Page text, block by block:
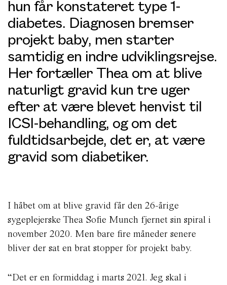
hun får konstateret type 1-
diabetes. Diagnosen bremser
projekt baby, men starter
samtidig en indre udviklingsrejse.
Her fortæller Thea om at blive
naturligt gravid kun tre uger
efter at være blevet henvist til
ICSI-behandling, og om det
fuldtidsarbejde, det er, at være
gravid som diabetiker.
I håbet om at blive gravid får den 26-årige
sygeplejerske Thea Sofie Munch fjernet sin spiral i
november 2020. Men bare fire måneder senere
bliver der sat en brat stopper for projekt baby.
“Det er en formiddag i marts 2021. Jeg skal i